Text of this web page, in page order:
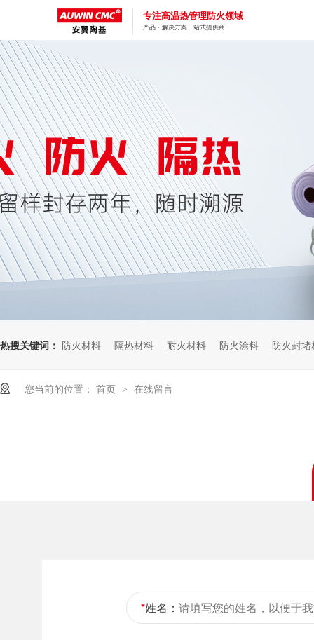
专注高温热管理防火领域
产品 · 解决方案一站式提供商
热搜关键词： 防火材料 隔热材料 耐火材料 防火涂料 防火封
您当前的位置： 首页 > 在线留言
*姓名：